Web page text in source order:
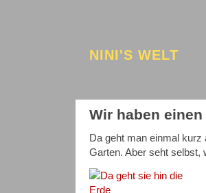
NINI'S WELT
Wir haben einen
Da geht man einmal kurz
Garten. Aber seht selbst,